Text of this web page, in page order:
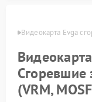
Видеокарта Evga
Видеокарта
Сгоревшие
(VRM,